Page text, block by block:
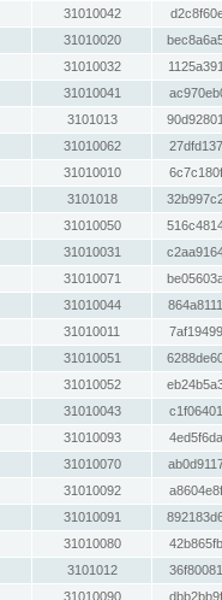
31010042
31010020
31010032
31010041
3101013
31010062
31010010
3101018
31010050
31010031
31010071
31010044
31010011
31010051
31010052
31010043
31010093
31010070
31010092
31010091
31010080
3101012
31010090